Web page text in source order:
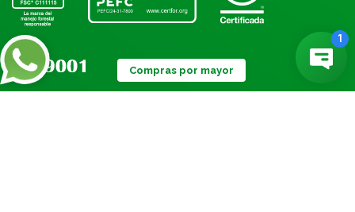
Compras por mayor